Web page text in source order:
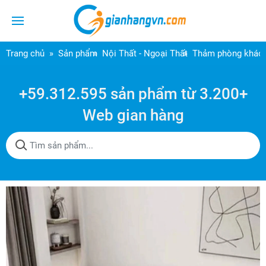
Trang chủ Sản phẩm Nội Thất - Ngoại Thất Thảm phòng
+59.312.595 sản phẩm từ 3.200+
Web gian hàng